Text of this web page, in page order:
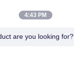
4:43 PM
are you looking for?